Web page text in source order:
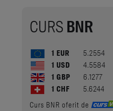
CURS BNR
1 EUR 5.2554
1 USD
4.5584
1 GBP
6.1277
1 CHF
5.6244
Curs BNR oferit de